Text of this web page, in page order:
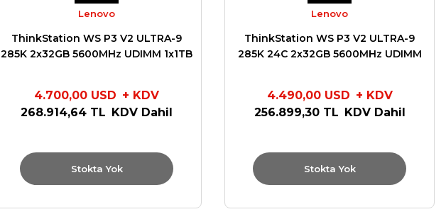
Lenovo
ThinkStation WS P3 V2 ULTRA-9
285K 2x32GB 5600MHz UDIMM 1x1TB
4.700,00 USD + KDV
268.914,64 TL KDV Dahil
Stokta Yok
Lenovo
ThinkStation WS P3 V2 ULTRA-9
285K 24C 2x32GB 5600MHz UDIMM
4.490,00 USD + KDV
256.899,30 TL KDV Dahil
Stokta Yok